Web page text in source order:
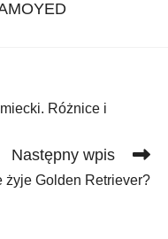
Różnice i
Następny wpis
żyje Golden Retriever?